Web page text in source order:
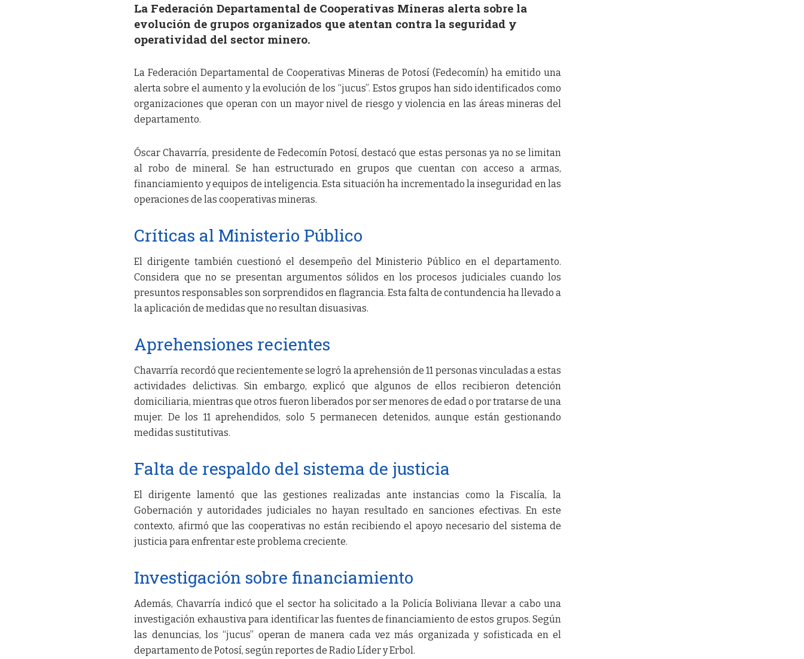
La Federación Departamental de Cooperativas Mineras alerta sobre la
evolución de grupos organizados que atentan contra la seguridad y
operatividad del sector minero.
La Federación Departamental de Cooperativas Mineras de Potosí (Fedecomín) ha emitido una
alerta sobre el aumento y la evolución de los “jucus”. Estos grupos han sido identificados como
organizaciones que operan con un mayor nivel de riesgo y violencia en las áreas mineras del
departamento.
Óscar Chavarría, presidente de Fedecomín Potosí, destacó que estas personas ya no se limitan
al robo de mineral. Se han estructurado en grupos que cuentan con acceso a armas,
financiamiento y equipos de inteligencia. Esta situación ha incrementado la inseguridad en las
operaciones de las cooperativas mineras.
Críticas al Ministerio Público
El dirigente también cuestionó el desempeño del Ministerio Público en el departamento.
Considera que no se presentan argumentos sólidos en los procesos judiciales cuando los
presuntos responsables son sorprendidos en flagrancia. Esta falta de contundencia ha llevado a
la aplicación de medidas que no resultan disuasivas.
Aprehensiones recientes
Chavarría recordó que recientemente se logró la aprehensión de 11 personas vinculadas a estas
actividades delictivas. Sin embargo, explicó que algunos de ellos recibieron detención
domiciliaria, mientras que otros fueron liberados por ser menores de edad o por tratarse de una
mujer. De los 11 aprehendidos, solo 5 permanecen detenidos, aunque están gestionando
medidas sustitutivas.
Falta de respaldo del sistema de justicia
El dirigente lamentó que las gestiones realizadas ante instancias como la Fiscalía, la
Gobernación y autoridades judiciales no hayan resultado en sanciones efectivas. En este
contexto, afirmó que las cooperativas no están recibiendo el apoyo necesario del sistema de
justicia para enfrentar este problema creciente.
Investigación sobre financiamiento
Además, Chavarría indicó que el sector ha solicitado a la Policía Boliviana llevar a cabo una
investigación exhaustiva para identificar las fuentes de financiamiento de estos grupos. Según
las denuncias, los “jucus” operan de manera cada vez más organizada y sofisticada en el
departamento de Potosí, según reportes de Radio Líder y Erbol.